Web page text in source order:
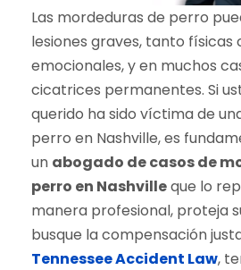
Las mordeduras de perro
lesiones graves, tanto físicas
emocionales, y en muchos
cicatrices permanentes. Si
querido ha sido víctima de
perro en Nashville, es
un abogado de casos de
perro en Nashvilleque lo
manera profesional, proteja
busque la compensación
Tennessee Accident Law,